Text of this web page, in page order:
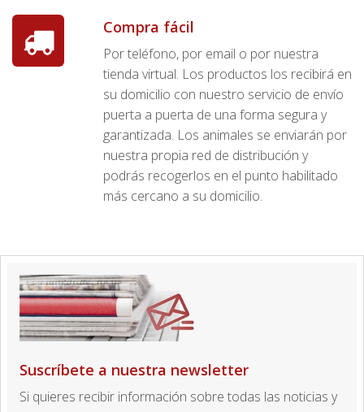
Compra fácil
Por teléfono, por email o por nuestra
tienda virtual. Los productos los recibirá en
su domicilio con nuestro servicio de envío
puerta a puerta de una forma segura y
garantizada. Los animales se enviarán por
nuestra propia red de distribución y
podrás recogerlos en el punto habilitado
más cercano a su domicilio.
Suscríbete a nuestra newsletter
Si quieres recibir información sobre todas las noticias y